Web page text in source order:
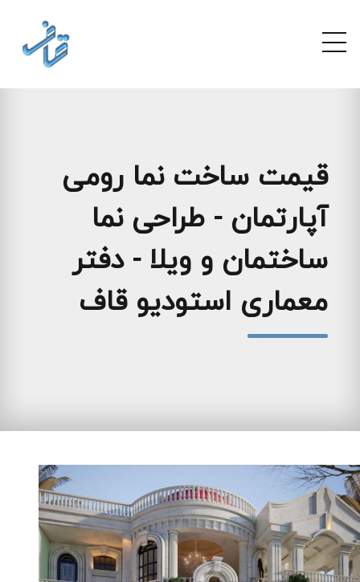
قیمت ساخت نما رومی
آپارتمان - طراحی نما
ساختمان و ویلا - دفتر
معماری استودیو قاف